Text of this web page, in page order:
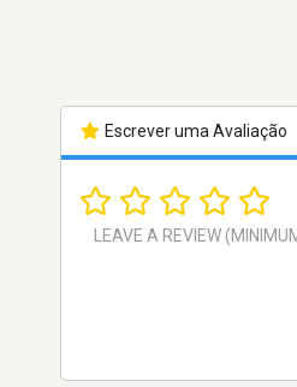
Escrever uma Avaliação